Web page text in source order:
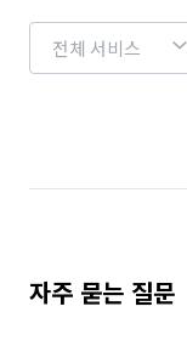
자주 묻는 질문